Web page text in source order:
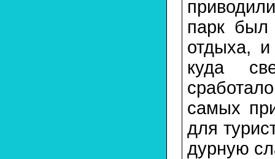
парк был
отдыха,
куда
самых
для
дурную